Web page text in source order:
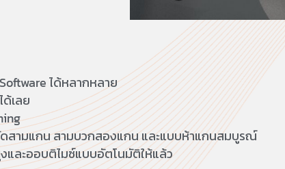
ได้หลากหลาย
ด้เลย
สามแกน สามบวกสองแกน และแบบห้าแกนสมบูรณ์
และออบติไมซ์แบบอัตโนมัติให้แล้ว